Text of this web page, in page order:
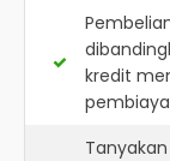
kredit